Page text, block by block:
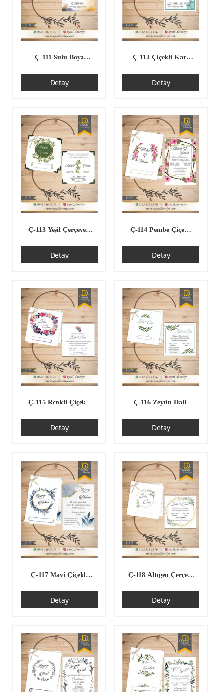
Ç-111 Sulu Boya
İpli Ekonomik Düğün
Detay
Ç-112 Çiçekli Kare
Düğün Davetiyesi
Detay
Ç-113 Yeşil Çerçeveli
Ekonomik Düğün
Detay
Ç-114 Pembe Çiçekli
Düğün Davetiyesi
Detay
Ç-115 Renkli Çiçekli
Ekonomik Düğün
Detay
Ç-116 Zeytin Dallı
Ekonomik Düğün
Detay
Ç-117 Mavi Çiçekli
Düğün Davetiyesi
Detay
Ç-118 Altıgen Çerçeve
Ekonomik Düğün
Detay